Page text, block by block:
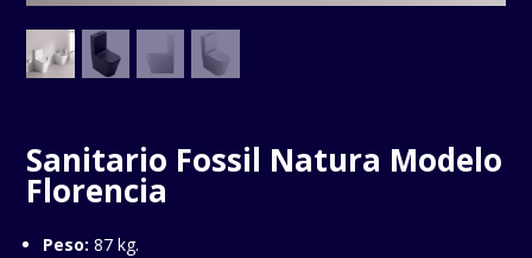
Sanitario Fossil Natura Modelo
Florencia
Peso: 87 kg.